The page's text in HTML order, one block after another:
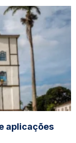
aplicações